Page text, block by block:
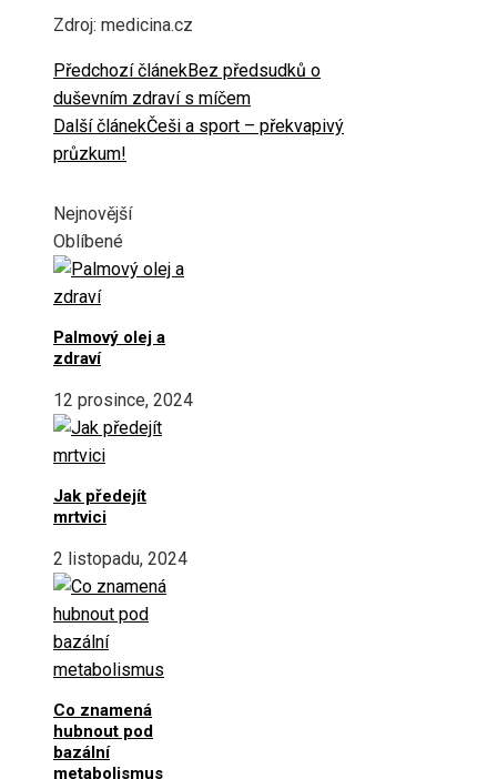
Zdroj: medicina.cz
Předchozí článekBez předsudků o
duševním zdraví s míčem
Další článekČeši a sport – překvapivý
průzkum!
Nejnovější
Oblíbené
Palmový olej a
zdraví
12 prosince, 2024
Jak předejít
mrtvici
2 listopadu, 2024
Co znamená
hubnout pod
bazální
metabolismus